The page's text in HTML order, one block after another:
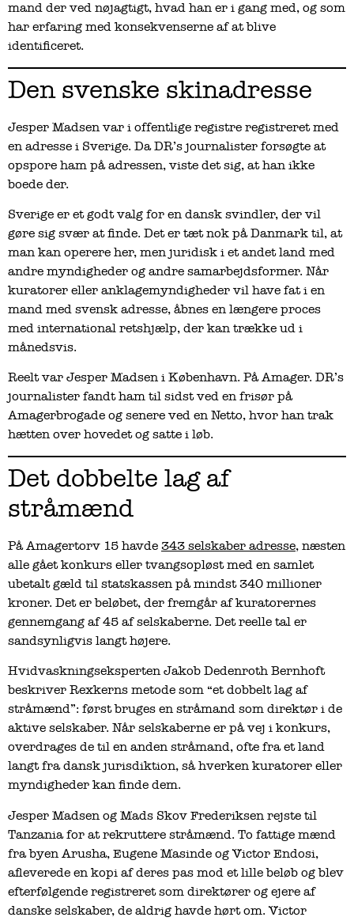
mand der ved nøjagtigt, hvad han er i gang med, og som
har erfaring med konsekvenserne af at blive
identificeret.
Den svenske skinadresse
Jesper Madsen var i offentlige registre registreret med
en adresse i Sverige. Da DR’s journalister forsøgte at
opspore ham på adressen, viste det sig, at han ikke
boede der.
Sverige er et godt valg for en dansk svindler, der vil
gøre sig svær at finde. Det er tæt nok på Danmark til, at
man kan operere her, men juridisk i et andet land med
andre myndigheder og andre samarbejdsformer. Når
kuratorer eller anklagemyndigheder vil have fat i en
mand med svensk adresse, åbnes en længere proces
med international retshjælp, der kan trække ud i
månedsvis.
Reelt var Jesper Madsen i København. På Amager. DR’s
journalister fandt ham til sidst ved en frisør på
Amagerbrogade og senere ved en Netto, hvor han trak
hætten over hovedet og satte i løb.
Det dobbelte lag af
stråmænd
På Amagertorv 15 havde 343 selskaber adresse, næsten
alle gået konkurs eller tvangsopløst med en samlet
ubetalt gæld til statskassen på mindst 340 millioner
kroner. Det er beløbet, der fremgår af kuratorernes
gennemgang af 45 af selskaberne. Det reelle tal er
sandsynligvis langt højere.
Hvidvaskningseksperten Jakob Dedenroth Bernhoft
beskriver Rexkerns metode som “et dobbelt lag af
stråmænd”: først bruges en stråmand som direktør i de
aktive selskaber. Når selskaberne er på vej i konkurs,
overdrages de til en anden stråmand, ofte fra et land
langt fra dansk jurisdiktion, så hverken kuratorer eller
myndigheder kan finde dem.
Jesper Madsen og Mads Skov Frederiksen rejste til
Tanzania for at rekruttere stråmænd. To fattige mænd
fra byen Arusha, Eugene Masinde og Victor Endosi,
afleverede en kopi af deres pas mod et lille beløb og blev
efterfølgende registreret som direktører og ejere af
danske selskaber, de aldrig havde hørt om. Victor